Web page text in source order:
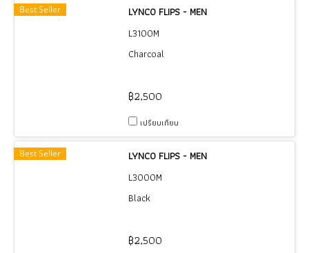
Best Seller
LYNCO FLIPS - MEN
L3100M
Charcoal
฿2,500
เปรียบเทียบ
Best Seller
LYNCO FLIPS - MEN
L3000M
Black
฿2,500